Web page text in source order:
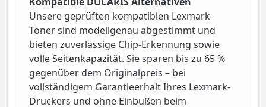
Unsere geprüften kompatiblen Lexmark-
Toner sind modellgenau abgestimmt und
bieten zuverlässige Chip-Erkennung sowie
volle Seitenkapazität. Sie sparen bis zu 65 %
gegenüber dem Originalpreis – bei
vollständigem Garantieerhalt Ihres Lexmark-
Druckers und ohne Einbußen beim